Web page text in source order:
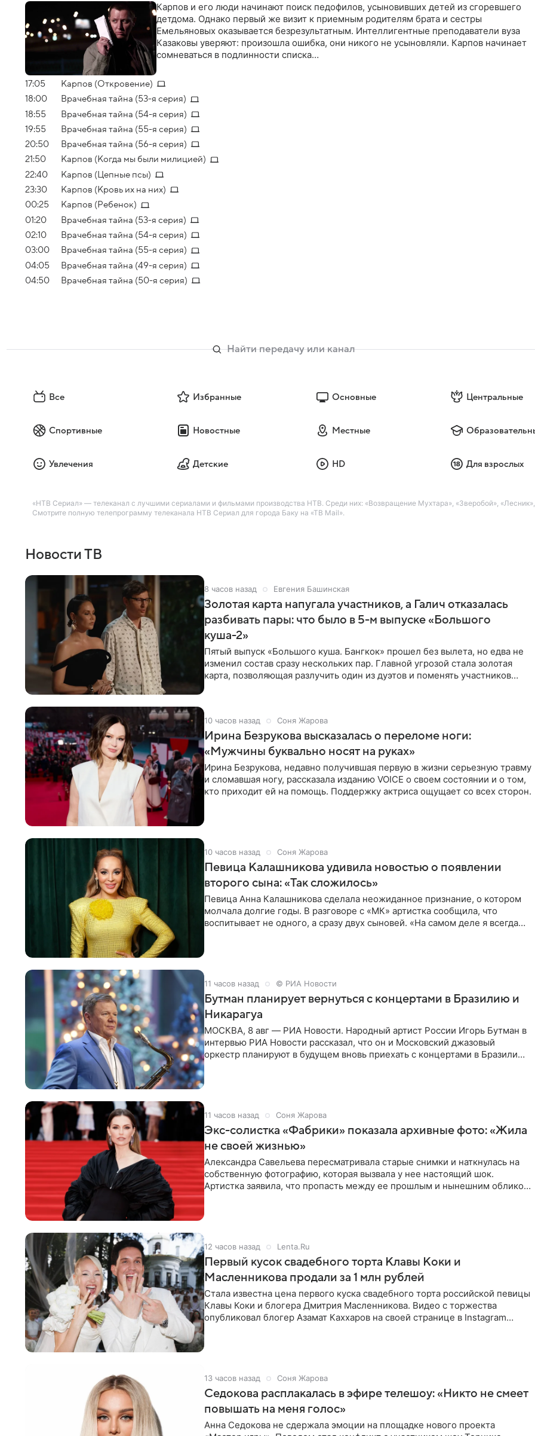
Карпов и его люди начинают поиск педофилов, усыновивших детей из сгоревшего
детдома. Однако первый же визит к приемным родителям брата и сестры
Емельяновых оказывается безрезультатным. Интеллигентные преподаватели вуза
Казаковы уверяют: произошла ошибка, они никого не усыновляли. Карпов начинает
сомневаться в подлинности списка…
17:05
Карпов (Откровение)
18:00
Врачебная тайна (53-я серия)
18:55
Врачебная тайна (54-я серия)
19:55
Врачебная тайна (55-я серия)
20:50
Врачебная тайна (56-я серия)
21:50
Карпов (Когда мы были милицией)
22:40
Карпов (Цепные псы)
23:30
Карпов (Кровь их на них)
00:25
Карпов (Ребенок)
01:20
Врачебная тайна (53-я серия)
02:10
Врачебная тайна (54-я серия)
03:00
Врачебная тайна (55-я серия)
04:05
Врачебная тайна (49-я серия)
04:50
Врачебная тайна (50-я серия)
Все Избранные Основные Центральные
Спортивные Новостные Местные
Увлечения Детские HD Для взрослых
«НТВ Сериал» — телеканал с лучшими сериалами и фильмами производства НТВ. Среди них: «Возвращение Мухтара», «Зверобой»,
Смотрите полную телепрограмму телеканала НТВ Сериал для города Баку на «ТВ Mail».
Новости ТВ
8 часов назад Евгения Башинская
Золотая карта напугала участников, а Галич отказалась
разбивать пары: что было в 5-м выпуске «Большого
куша-2»
Пятый выпуск «Большого куша. Бангкок» прошел без вылета, но едва не
изменил состав сразу нескольких пар. Главной угрозой стала золотая
карта, позволяющая разлучить один из дуэтов и поменять участников
10 часов назад Соня Жарова
Ирина Безрукова высказалась о переломе ноги:
«Мужчины буквально носят на руках»
Ирина Безрукова, недавно получившая первую в жизни серьезную травму
и сломавшая ногу, рассказала изданию VOICE о своем состоянии и о том,
кто приходит ей на помощь. Поддержку актриса ощущает со всех сторон.
10 часов назад Соня Жарова
Певица Калашникова удивила новостью о появлении
второго сына: «Так сложилось»
Певица Анна Калашникова сделала неожиданное признание, о котором
молчала долгие годы. В разговоре с «МК» артистка сообщила, что
воспитывает не одного, а сразу двух сыновей. «На самом деле я всегда
11 часов назад © РИА Новости
Бутман планирует вернуться с концертами в Бразилию и
Никарагуа
МОСКВА, 8 авг — РИА Новости. Народный артист России Игорь Бутман в
интервью РИА Новости рассказал, что он и Московский джазовый
оркестр планируют в будущем вновь приехать с концертами в Бразилию
11 часов назад Соня Жарова
Экс-солистка «Фабрики» показала архивные фото: «Жила
не своей жизнью»
Александра Савельева пересматривала старые снимки и наткнулась на
собственную фотографию, которая вызвала у нее настоящий шок.
Артистка заявила, что пропасть между ее прошлым и нынешним обликом
12 часов назад Lenta.Ru
Первый кусок свадебного торта Клавы Коки и
Масленникова продали за 1 млн рублей
Стала известна цена первого куска свадебного торта российской певицы
Клавы Коки и блогера Дмитрия Масленникова. Видео с торжества
опубликовал блогер Азамат Каххаров на своей странице в Instagram
13 часов назад Соня Жарова
Седокова расплакалась в эфире телешоу: «Никто не смеет
повышать на меня голос»
Анна Седокова не сдержала эмоции на площадке нового проекта